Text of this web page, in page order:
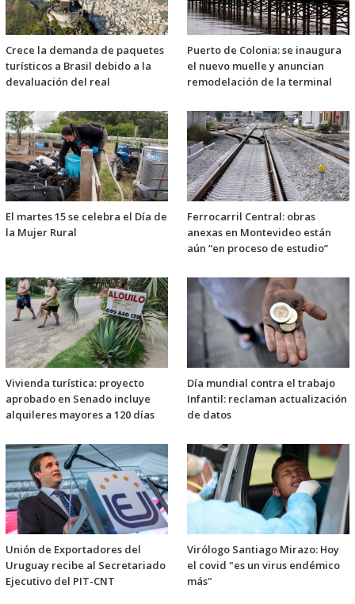
Crece la demanda de paquetes
turísticos a Brasil debido a la
devaluación del real
Puerto de Colonia: se inaugura
el nuevo muelle y anuncian
remodelación de la terminal
El martes 15 se celebra el Día de
la Mujer Rural
Ferrocarril Central: obras
anexas en Montevideo están
aún “en proceso de estudio”
Vivienda turística: proyecto
aprobado en Senado incluye
alquileres mayores a 120 días
Día mundial contra el trabajo
Infantil: reclaman actualización
de datos
Unión de Exportadores del
Uruguay recibe al Secretariado
Ejecutivo del PIT-CNT
Virólogo Santiago Mirazo: Hoy
el covid "es un virus endémico
más"